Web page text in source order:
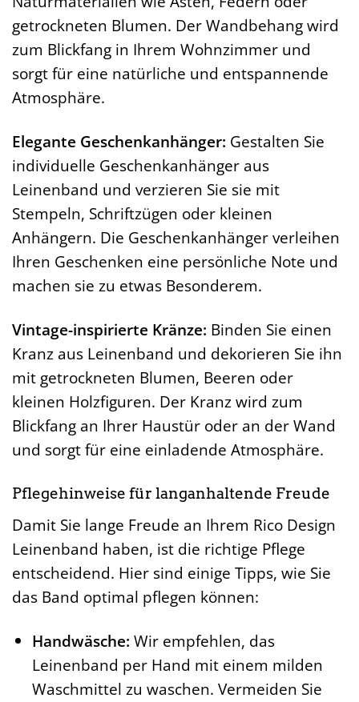
getrockneten Blumen. Der Wandbehang wird
zum Blickfang in Ihrem Wohnzimmer und
sorgt für eine natürliche und entspannende
Atmosphäre.
Elegante Geschenkanhänger: Gestalten Sie
individuelle Geschenkanhänger aus
Leinenband und verzieren Sie sie mit
Stempeln, Schriftzügen oder kleinen
Anhängern. Die Geschenkanhänger verleihen
Ihren Geschenken eine persönliche Note und
machen sie zu etwas Besonderem.
Vintage-inspirierte Kränze: Binden Sie einen
Kranz aus Leinenband und dekorieren Sie ihn
mit getrockneten Blumen, Beeren oder
kleinen Holzfiguren. Der Kranz wird zum
Blickfang an Ihrer Haustür oder an der Wand
und sorgt für eine einladende Atmosphäre.
Pflegehinweise für langanhaltende Freude
Damit Sie lange Freude an Ihrem Rico Design
Leinenband haben, ist die richtige Pflege
entscheidend. Hier sind einige Tipps, wie Sie
das Band optimal pflegen können:
Handwäsche: Wir empfehlen, das
Leinenband per Hand mit einem milden
Waschmittel zu waschen. Vermeiden Sie